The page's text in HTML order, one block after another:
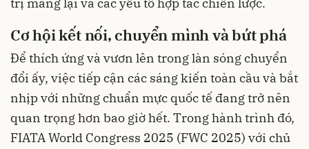
Cơ hội kết nối, chuyển mình và bứt phá
Để thích ứng và vươn lên trong làn sóng chuyển
đổi ấy, việc tiếp cận các sáng kiến toàn cầu và bắt
nhịp với những chuẩn mực quốc tế đang trở nên
quan trọng hơn bao giờ hết. Trong hành trình đó,
FIATA World Congress 2025 (FWC 2025) với chủ